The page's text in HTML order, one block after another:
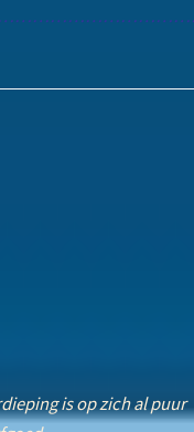
is op zich al puur